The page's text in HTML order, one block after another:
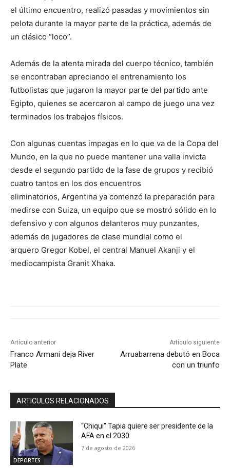
el último encuentro, realizó pasadas y movimientos sin
pelota durante la mayor parte de la práctica, además de
un clásico “loco”.
Además de la atenta mirada del cuerpo técnico, también
se encontraban apreciando el entrenamiento los
futbolistas que jugaron la mayor parte del partido ante
Egipto, quienes se acercaron al campo de juego una vez
terminados los trabajos físicos.
Con algunas cuentas impagas en lo que va de la Copa del
Mundo, en la que no puede mantener una valla invicta
desde el segundo partido de la fase de grupos y recibió
cuatro tantos en los dos encuentros
eliminatorios, Argentina ya comenzó la preparación para
medirse con Suiza, un equipo que se mostró sólido en lo
defensivo y con algunos delanteros muy punzantes,
además de jugadores de clase mundial como el
arquero Gregor Kobel, el central Manuel Akanji y el
mediocampista Granit Xhaka.
Artículo anterior
Franco Armani deja River
Plate
Artículo siguiente
Arruabarrena debutó en Boca
con un triunfo
ARTICULOS RELACIONADOS
DEPORTES
“Chiqui” Tapia quiere ser presidente de la
AFA en el 2030
7 de agosto de 2026